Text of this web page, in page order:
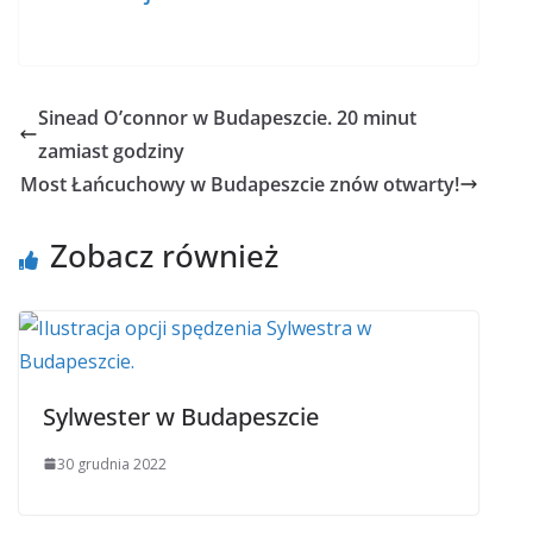
Sinead O’connor w Budapeszcie. 20 minut
zamiast godziny
Most Łańcuchowy w Budapeszcie znów otwarty!
Zobacz również
Sylwester w Budapeszcie
30 grudnia 2022